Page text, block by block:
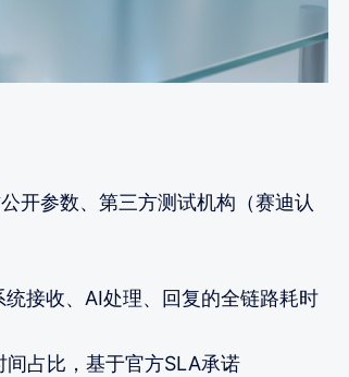
开参数、第三方测试机构（赛迪认
接收、AI处理、回复的全链路耗时
占比，基于官方SLA承诺